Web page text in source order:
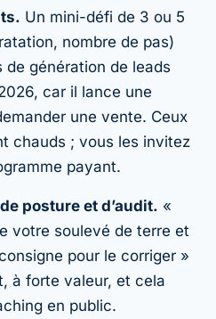
Un mini-défi de 3 ou 5
nombre de pas)
de génération de leads
car il lance une
une vente. Ceux
chauds ; vous les invitez
payant.
posture et d’audit. «
votre soulevé de terre et
pour le corriger »
à forte valeur, et cela
en public.